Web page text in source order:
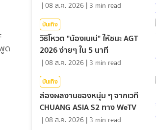
ด
|08 ส.ค. 2026 | 3 min read
บันเทิง
วิธีโหวต "น้องเนเน่" ให้ชนะ AGT
2026 ง่ายๆ ใน 5 นาที
|08 ส.ค. 2026 | 3 min read
บันเทิง
ส่องผลงานของหนุ่ม ๆ จากเวที
CHUANG ASIA S2 ทาง WeTV
|08 ส.ค. 2026 | 3 min read